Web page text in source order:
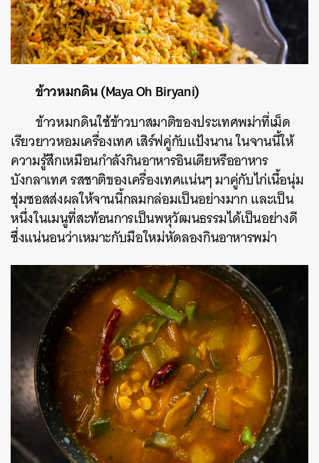
ข้าวหมกดิน (Maya Oh Biryani)
ข้าวหมกดินใช้ข้าวบาสมาติของประเทศพม่าที่เม็ด
เรียวยาวหอมเครื่องเทศ เสิร์ฟคู่กับแป้งนาน ในจานนี้ให้
ความรู้สึกเหมือนกำลังกินอาหารอินเดียหรืออาหาร
บังกลาเทศ รสชาติของเครื่องเทศแน่นๆ มาคู่กับไก่เนื้อนุ่ม
ชุ่มซอสส่งผลให้จานนี้กลมกล่อมเป็นอย่างมาก และเป็น
หนึ่งในเมนูที่สะท้อนการเป็นพหุวัฒนธรรมได้เป็นอย่างดี
ซึ่งแน่นอนว่าเหมาะกับมือใหม่หัดลองกินอาหารพม่า
ค้นหา
SHARE TWEET LINE EMAIL